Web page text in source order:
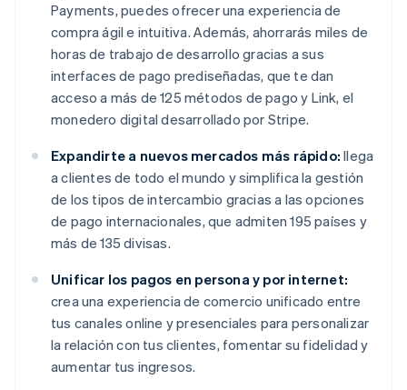
Payments, puedes ofrecer una experiencia de
compra ágil e intuitiva. Además, ahorrarás miles de
horas de trabajo de desarrollo gracias a sus
interfaces de pago prediseñadas, que te dan
acceso a más de 125 métodos de pago y Link, el
monedero digital desarrollado por Stripe.
Expandirte a nuevos mercados más rápido: llega
a clientes de todo el mundo y simplifica la gestión
de los tipos de intercambio gracias a las opciones
de pago internacionales, que admiten 195 países y
más de 135 divisas.
Unificar los pagos en persona y por internet:
crea una experiencia de comercio unificado entre
tus canales online y presenciales para personalizar
la relación con tus clientes, fomentar su fidelidad y
aumentar tus ingresos.